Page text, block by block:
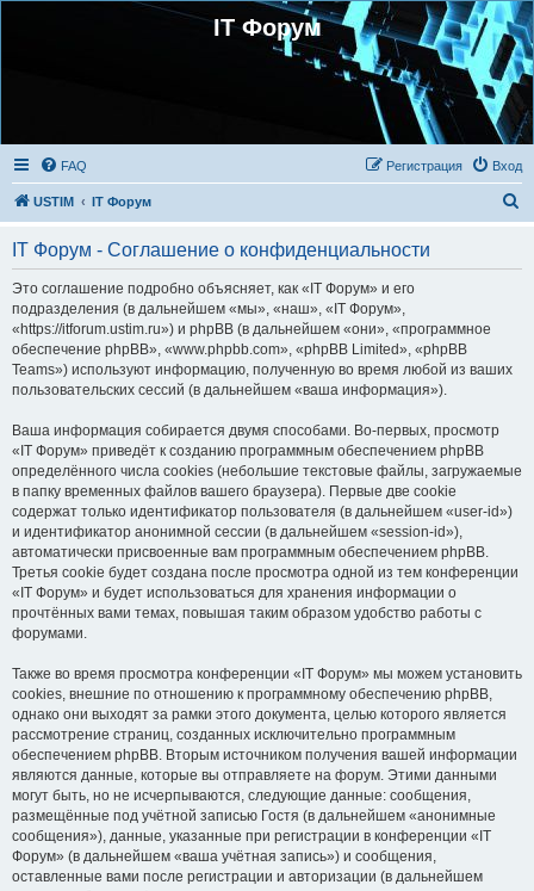
IT Форум
FAQ Вход
Регистрация
USTIM IT Форум
IT Форум - Соглашение о конфиденциальности
Это соглашение подробно объясняет, как «IT Форум» и его
подразделения (в дальнейшем «мы», «наш», «IT Форум»,
«https://itforum.ustim.ru») и phpBB (в дальнейшем «они», «программное
обеспечение phpBB», «www.phpbb.com», «phpBB Limited», «phpBB
Teams») используют информацию, полученную во время любой из ваших
пользовательских сессий (в дальнейшем «ваша информация»).
Ваша информация собирается двумя способами. Во-первых, просмотр
«IT Форум» приведёт к созданию программным обеспечением phpBB
определённого числа cookies (небольшие текстовые файлы, загружаемые
в папку временных файлов вашего браузера). Первые две cookie
содержат только идентификатор пользователя (в дальнейшем «user-id»)
и идентификатор анонимной сессии (в дальнейшем «session-id»),
автоматически присвоенные вам программным обеспечением phpBB.
Третья cookie будет создана после просмотра одной из тем конференции
«IT Форум» и будет использоваться для хранения информации о
прочтённых вами темах, повышая таким образом удобство работы с
форумами.
Также во время просмотра конференции «IT Форум» мы можем установить
cookies, внешние по отношению к программному обеспечению phpBB,
однако они выходят за рамки этого документа, целью которого является
рассмотрение страниц, созданных исключительно программным
обеспечением phpBB. Вторым источником получения вашей информации
являются данные, которые вы отправляете на форум. Этими данными
могут быть, но не исчерпываются, следующие данные: сообщения,
размещённые под учётной записью Гостя (в дальнейшем «анонимные
сообщения»), данные, указанные при регистрации в конференции «IT
Форум» (в дальнейшем «ваша учётная запись») и сообщения,
оставленные вами после регистрации и авторизации (в дальнейшем